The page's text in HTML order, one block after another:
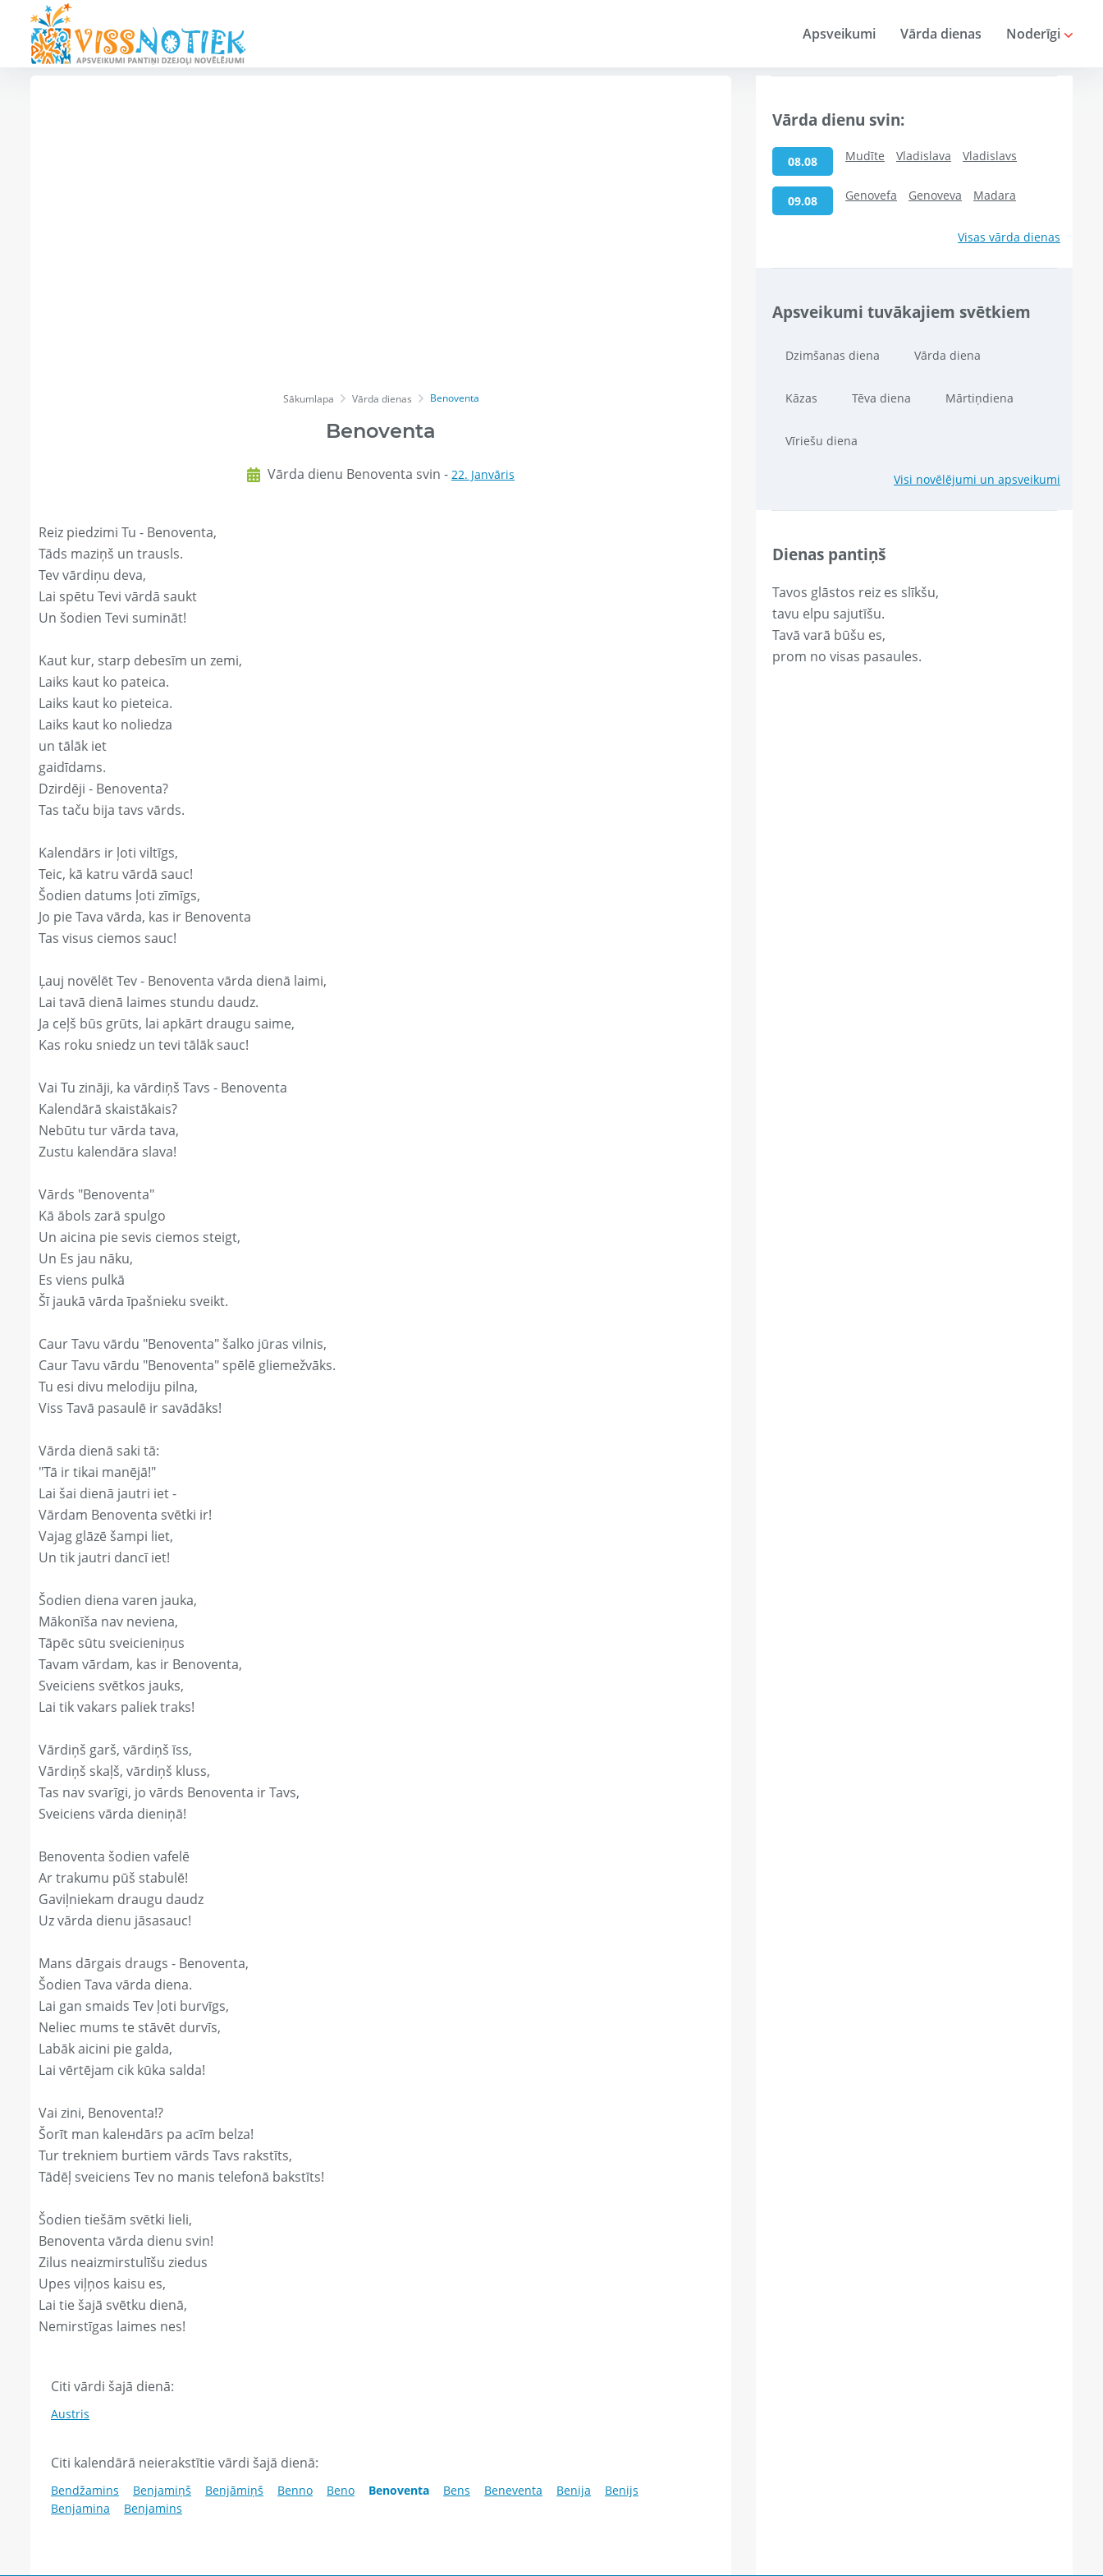
Apsveikumi Vārda dienas Noderīgi
Sākumlapa Vārda dienas Benoventa
Benoventa
Vārda dienu Benoventa svin - 22. Janvāris
Reiz piedzimi Tu - Benoventa,
Tāds maziņš un trausls.
Tev vārdiņu deva,
Lai spētu Tevi vārdā saukt
Un šodien Tevi sumināt!
Kaut kur, starp debesīm un zemi,
Laiks kaut ko pateica.
Laiks kaut ko pieteica.
Laiks kaut ko noliedza
un tālāk iet
gaidīdams.
Dzirdēji - Benoventa?
Tas taču bija tavs vārds.
Kalendārs ir ļoti viltīgs,
Teic, kā katru vārdā sauc!
Šodien datums ļoti zīmīgs,
Jo pie Tava vārda, kas ir Benoventa
Tas visus ciemos sauc!
Ļauj novēlēt Tev - Benoventa vārda dienā laimi,
Lai tavā dienā laimes stundu daudz.
Ja ceļš būs grūts, lai apkārt draugu saime,
Kas roku sniedz un tevi tālāk sauc!
Vai Tu zināji, ka vārdiņš Tavs - Benoventa
Kalendārā skaistākais?
Nebūtu tur vārda tava,
Zustu kalendāra slava!
Vārds "Benoventa"
Kā ābols zarā spulgo
Un aicina pie sevis ciemos steigt,
Un Es jau nāku,
Es viens pulkā
Šī jaukā vārda īpašnieku sveikt.
Caur Tavu vārdu "Benoventa" šalko jūras vilnis,
Caur Tavu vārdu "Benoventa" spēlē gliemežvāks.
Tu esi divu melodiju pilna,
Viss Tavā pasaulē ir savādāks!
Vārda dienā saki tā:
"Tā ir tikai manējā!"
Lai šai dienā jautri iet -
Vārdam Benoventa svētki ir!
Vajag glāzē šampi liet,
Un tik jautri dancī iet!
Šodien diena varen jauka,
Mākonīša nav neviena,
Tāpēc sūtu sveicieniņus
Tavam vārdam, kas ir Benoventa,
Sveiciens svētkos jauks,
Lai tik vakars paliek traks!
Vārdiņš garš, vārdiņš īss,
Vārdiņš skaļš, vārdiņš kluss,
Tas nav svarīgi, jo vārds Benoventa ir Tavs,
Sveiciens vārda dieniņā!
Benoventa šodien vafelē
Ar trakumu pūš stabulē!
Gaviļniekam draugu daudz
Uz vārda dienu jāsasauc!
Mans dārgais draugs - Benoventa,
Šodien Tava vārda diena.
Lai gan smaids Tev ļoti burvīgs,
Neliec mums te stāvēt durvīs,
Labāk aicini pie galda,
Lai vērtējam cik kūka salda!
Vai zini, Benoventa!?
Šorīt man kaleнdārs pa acīm belza!
Tur trekniem burtiem vārds Tavs rakstīts,
Tādēļ sveiciens Tev no manis telefonā bakstīts!
Šodien tiešām svētki lieli,
Benoventa vārda dienu svin!
Zilus neaizmirstulīšu ziedus
Upes viļņos kaisu es,
Lai tie šajā svētku dienā,
Nemirstīgas laimes nes!
Citi vārdi šajā dienā:
Austris
Citi kalendārā neierakstītie vārdi šajā dienā:
Bendžamins Benjamiņš Benjāmiņš Benno Beno Benoventa Bens Beneventa Benija
Benijs
Benjamina
Benjamins
Vārda dienu svin:
08.08 Mudīte Vladislava Vladislavs
09.08 Genovefa Genoveva Madara
Visas vārda dienas
Apsveikumi tuvākajiem svētkiem
Dzimšanas diena Vārda diena
Kāzas Tēva diena Mārtiņdiena
Vīriešu diena
Visi novēlējumi un apsveikumi
Dienas pantiņš
Tavos glāstos reiz es slīkšu,
tavu elpu sajutīšu.
Tavā varā būšu es,
prom no visas pasaules.